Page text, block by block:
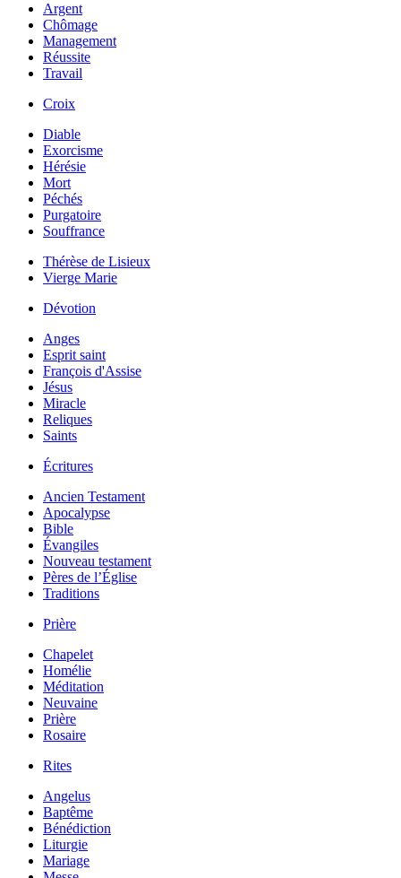
Argent
Chômage
Management
Réussite
Travail
Croix
Diable
Exorcisme
Hérésie
Mort
Péchés
Purgatoire
Souffrance
Thérèse de Lisieux
Vierge Marie
Dévotion
Anges
Esprit saint
François d'Assise
Jésus
Miracle
Reliques
Saints
Écritures
Ancien Testament
Apocalypse
Bible
Évangiles
Nouveau testament
Pères de l’Église
Traditions
Prière
Chapelet
Homélie
Méditation
Neuvaine
Prière
Rosaire
Rites
Angelus
Baptême
Bénédiction
Liturgie
Mariage